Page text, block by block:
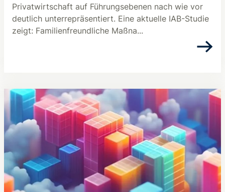
Privatwirtschaft auf Führungsebenen nach wie vor
deutlich unterrepräsentiert. Eine aktuelle IAB-Studie
zeigt: Familienfreundliche Maßna...